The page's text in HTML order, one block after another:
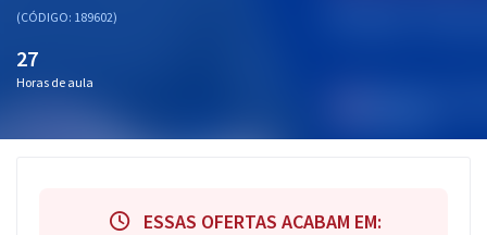
Aprovados
(CÓDIGO: 189602)
27
Horas de aula
ESSAS OFERTAS ACABAM EM: